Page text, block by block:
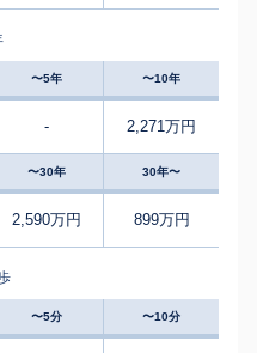
〜5年 〜10年
- 2,271万円
〜30年 30年〜
2,590万円 899万円
〜5分 〜10分